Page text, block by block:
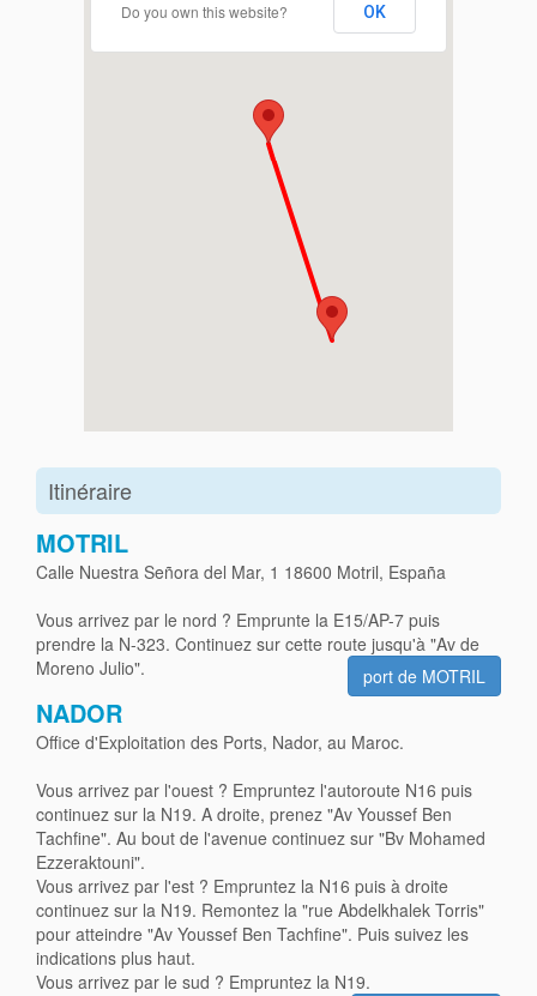
Do you own this website? OK
Itinéraire
MOTRIL
Calle Nuestra Señora del Mar, 1 18600 Motril, España
Vous arrivez par le nord ? Emprunte la E15/AP-7 puis
prendre la N-323. Continuez sur cette route jusqu'à "Av de
Moreno Julio".
port de MOTRIL
NADOR
Office d'Exploitation des Ports, Nador, au Maroc.
Vous arrivez par l'ouest ? Empruntez l'autoroute N16 puis
continuez sur la N19. A droite, prenez "Av Youssef Ben
Tachfine". Au bout de l'avenue continuez sur "Bv Mohamed
Ezzeraktouni".
Vous arrivez par l'est ? Empruntez la N16 puis à droite
continuez sur la N19. Remontez la "rue Abdelkhalek Torris"
pour atteindre "Av Youssef Ben Tachfine". Puis suivez les
indications plus haut.
Vous arrivez par le sud ? Empruntez la N19.